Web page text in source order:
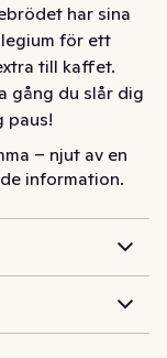
har sina
för ett
till kaffet.
gång du slår dig
paus!
– njut av en
veteskorpor,
med färskost
information.